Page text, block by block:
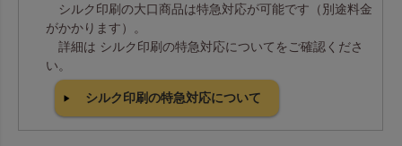
シルク印刷の大口商品は特急対応が可能です（別途料金
がかかります）。
詳細は シルク印刷の特急対応についてをご確認くださ
い。
シルク印刷の特急対応について